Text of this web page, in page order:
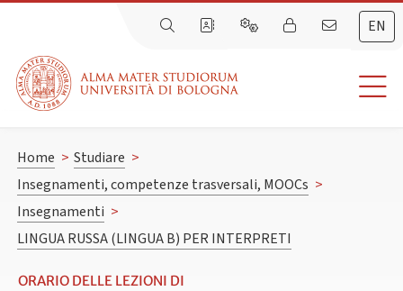
EN
Home > Studiare >
Insegnamenti, competenze trasversali, MOOCs >
Insegnamenti >
LINGUA RUSSA (LINGUA B) PER INTERPRETI
ORARIO DELLE LEZIONI DI